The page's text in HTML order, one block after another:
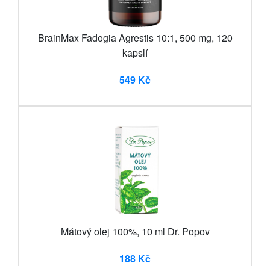
BrainMax Fadogia Agrestis 10:1, 500 mg, 120
kapslí
549 Kč
Mátový olej 100%, 10 ml Dr. Popov
188 Kč